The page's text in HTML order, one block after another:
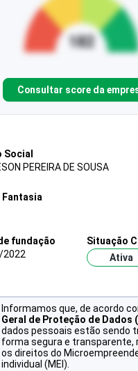
Consultar score da
Social
PEREIRA DE SOUSA
Fantasia
fundação
Situação
Ativa
Informamos que, de acordo
Geral de Proteção de Dados
dados pessoais estão sendo
forma segura e transparente,
os direitos do
individual (MEI).